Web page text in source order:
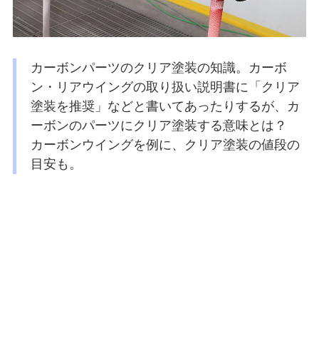
カーボンパーツのクリア塗装の知識。カーボ
ン・リアウイングの取り扱い説明書に「クリア
塗装を推奨」などと書いてあったりするが、カ
ーボンのパーツにクリア塗装する意味とは？
カーボンウイングを例に、クリア塗装の値段の
目安も。